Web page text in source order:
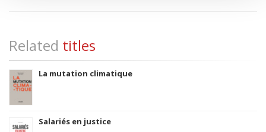
Related titles
La mutation climatique
Salariés en justice